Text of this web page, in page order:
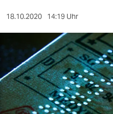
sport
berlin
nord
wahrheit
18.10.2020 14:19 Uhr